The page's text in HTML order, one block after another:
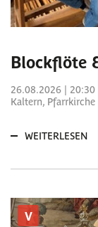
Blockflöte
26.08.2026 | 20:30
Kaltern, Pfarrkirche
WEITERLESEN
V